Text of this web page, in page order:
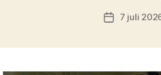
7 juli